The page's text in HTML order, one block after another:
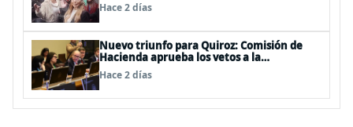
Hace 2 días
Nuevo triunfo para Quiroz: Comisión de
Hacienda aprueba los vetos a la
Megarreforma
Hace 2 días